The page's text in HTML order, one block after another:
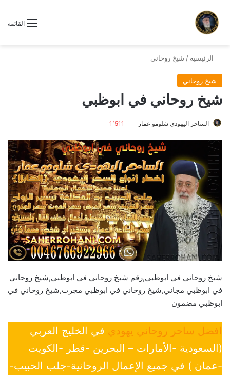
القائمة
الرئيسية / شيخ روحاني
شيخ روحاني
شيخ روحاني في ابوظبي
الساحر اليهودي شلومو عمار 1٬511
شيخ روحاني في ابوظبي,رقم شيخ روحاني في ابوظبي,شيخ روحاني
في ابوظبي مجاني,شيخ روحاني في ابوظبي مجرب,شيخ روحاني في
ابوظبي مضمون
افضل ساحر روحاني يهودي في الخليج العربي
(السعودية -الأمارات – البحرين -قطر -الكويت
-عمان ) في جميع الإعمال الروحانية-جلب الحبيب-